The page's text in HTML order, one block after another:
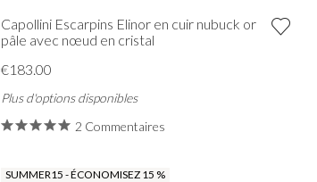
Capollini Escarpins Elinor en cuir nubuck or
pâle avec nœud en cristal
€183.00
Plus d'options disponibles
2 Commentaires
SUMMER15 - ÉCONOMISEZ 15 %